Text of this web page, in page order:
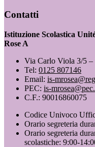
Contatti
Istituzione Scolastica
Rose A
Via Carlo Viola 3/5
Tel: 0125 807146
Email: is-
PEC: is-
C.F.: 90016860075
Codice Univoco
Orario segreteria
Orario segreteria
scolastiche: 9:00-